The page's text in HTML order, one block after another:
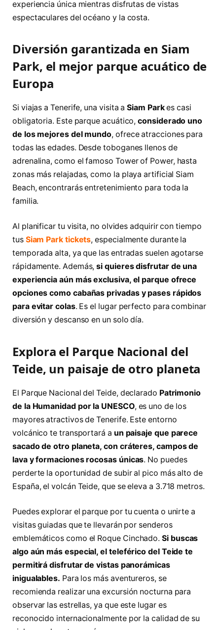
experiencia única mientras disfrutas de vistas
espectaculares del océano y la costa.
Diversión garantizada en Siam
Park, el mejor parque acuático de
Europa
Si viajas a Tenerife, una visita aSiam Parkes casi
obligatoria. Este parque acuático,considerado uno
de los mejores del mundo, ofrece atracciones para
todas las edades. Desde toboganes llenos de
adrenalina, como el famoso Tower of Power, hasta
zonas más relajadas, como la playa artificial Siam
Beach, encontrarás entretenimiento para toda la
familia.
Al planificar tu visita, no olvides adquirir con tiempo
tus Siam Park tickets, especialmente durante la
temporada alta, ya que las entradas suelen agotarse
rápidamente. Además,si quieres disfrutar de una
experiencia aún más exclusiva, el parque ofrece
opciones como cabañas privadas y pases rápidos
para evitar colas. Es el lugar perfecto para combinar
diversión y descanso en un solo día.
Explora el Parque Nacional del
Teide, un paisaje de otro planeta
El Parque Nacional del Teide, declarado Patrimonio
de la Humanidad por la UNESCO, es uno de los
mayores atractivos de Tenerife. Este entorno
volcánico te transportará a un paisaje que parece
sacado de otro planeta, con cráteres, campos de
lava y formaciones rocosas únicas. No puedes
perderte la oportunidad de subir al pico más alto de
España, el volcán Teide, que se eleva a 3.718 metros.
Puedes explorar el parque por tu cuenta o unirte a
visitas guiadas que te llevarán por senderos
emblemáticos como el Roque Cinchado.Si buscas
algo aún más especial, el teleférico del Teide te
permitirá disfrutar de vistas panorámicas
inigualables. Para los más aventureros, se
recomienda realizar una excursión nocturna para
observar las estrellas, ya que este lugar es
reconocido internacionalmente por la calidad de su